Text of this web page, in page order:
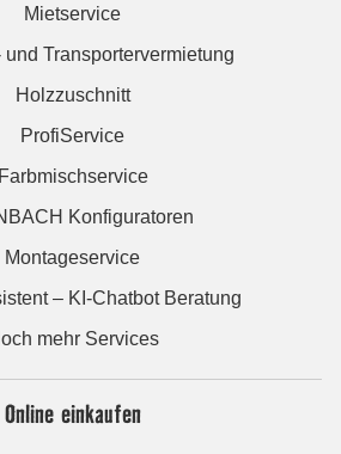
Mietservice
Transportervermietung
Holzzuschnitt
ProfiService
Farbmischservice
Konfiguratoren
Montageservice
– KI-Chatbot Beratung
mehr Services
Online einkaufen